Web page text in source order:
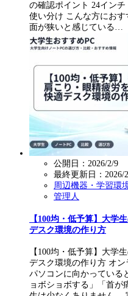
の確認ポイント 24イン
使い分け こんな方にお
面が狭いと感じている…
公開日：2026/2/9
最終更新日： 2026/
周辺機器・学習環
管理人
【100均・低予算】大学
デスク環境の作り方
【100均・低予算】大学
デスク環境の作り方 オ
パソコンに向かっている
ョボショボする」「首